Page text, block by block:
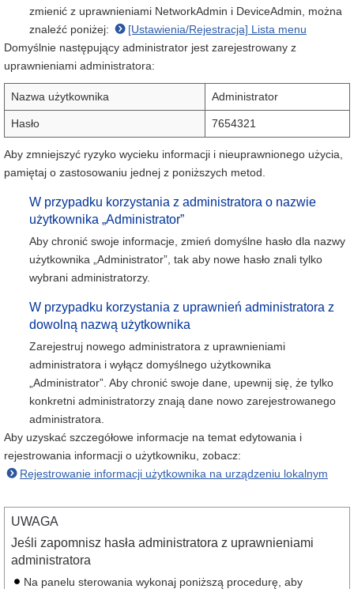
zmienić z uprawnieniami NetworkAdmin i DeviceAdmin, można
znaleźć poniżej:
[Ustawienia/Rejestracja] Lista menu
Domyślnie następujący administrator jest zarejestrowany z
uprawnieniami administratora:
Nazwa użytkownika Administrator
Hasło 7654321
Aby zmniejszyć ryzyko wycieku informacji i nieuprawnionego użycia,
pamiętaj o zastosowaniu jednej z poniższych metod.
W przypadku korzystania z administratora o nazwie
użytkownika „Administrator”
Aby chronić swoje informacje, zmień domyślne hasło dla nazwy
użytkownika „Administrator”, tak aby nowe hasło znali tylko
wybrani administratorzy.
W przypadku korzystania z uprawnień administratora z
dowolną nazwą użytkownika
Zarejestruj nowego administratora z uprawnieniami
administratora i wyłącz domyślnego użytkownika
„Administrator”. Aby chronić swoje dane, upewnij się, że tylko
konkretni administratorzy znają dane nowo zarejestrowanego
administratora.
Aby uzyskać szczegółowe informacje na temat edytowania i
rejestrowania informacji o użytkowniku, zobacz:
Rejestrowanie informacji użytkownika na urządzeniu lokalnym
UWAGA
Jeśli zapomnisz hasła administratora z uprawnieniami
administratora
Na panelu sterowania wykonaj poniższą procedurę, aby